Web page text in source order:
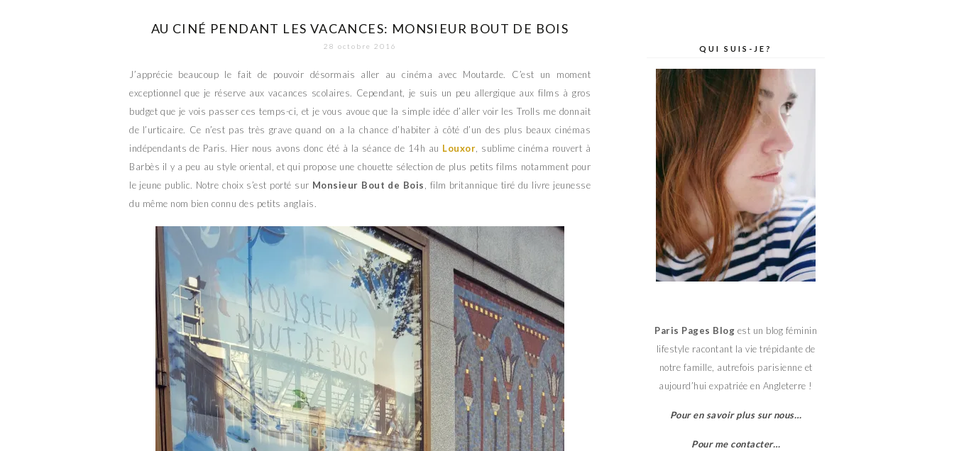
AU CINÉ PENDANT LES VACANCES: MONSIEUR BOUT DE BOIS
28 octobre 2016
J’apprécie beaucoup le fait de pouvoir désormais aller au cinéma avec Moutarde. C’est un moment
exceptionnel que je réserve aux vacances scolaires. Cependant, je suis un peu allergique aux films à gros
budget que je vois passer ces temps-ci, et je vous avoue que la simple idée d’aller voir les Trolls me donnait
de l’urticaire. Ce n’est pas très grave quand on a la chance d’habiter à côté d’un des plus beaux cinémas
indépendants de Paris. Hier nous avons donc été à la séance de 14h au Louxor , sublime cinéma rouvert à
Barbès il y a peu au style oriental, et qui propose une chouette sélection de plus petits films notamment pour
le jeune public. Notre choix s’est porté sur Monsieur Bout de Bois
, film britannique tiré du livre jeunesse
du même nom bien connu des petits anglais.
QUI SUIS-JE?
Paris Pages Blog est un blog féminin
lifestyle racontant la vie trépidante de
notre famille, autrefois parisienne et
aujourd’hui expatriée en Angleterre !
Pour en savoir plus sur nous…
Pour me contacter…